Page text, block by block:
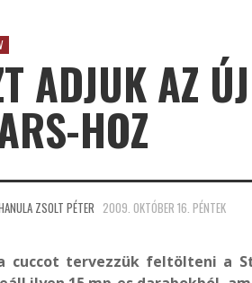
ADJUK AZ
HOZ
ZSOLT PÉTER 2009. OKTÓBER 16. PÉNTEK
cuccot tervezzük feltölteni a